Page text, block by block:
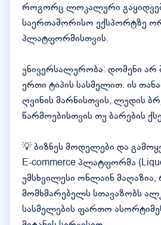
როგორც ლოკალური
საერთაშორისო ექსპორტზე
პლატფორმისთვის.
უნივერსალურობა: დომენი
ერთი ტიპის სასმელით. ის
ღვინის მარნისთვის, ლუდის
წარმოებისთვის თუ ბარების
💡 ბიზნეს მოდელები და
E-commerce პლატფორმა
უმსხვილესი ონლაინ
მომხმარებელს სთავაზობს
სასმელების ფართო